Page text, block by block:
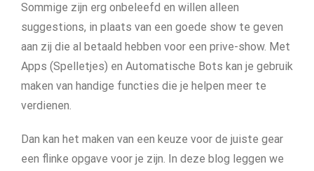
Sommige zijn erg onbeleefd en willen alleen
suggestions, in plaats van een goede show te geven
aan zij die al betaald hebben voor een prive-show. Met
Apps (Spelletjes) en Automatische Bots kan je gebruik
maken van handige functies die je helpen meer te
verdienen.
Dan kan het maken van een keuze voor de juiste gear
een flinke opgave voor je zijn. In deze blog leggen we